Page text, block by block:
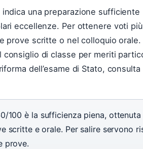
una preparazione
eccellenze. Per ottenere voti
prove scritte o nel colloquio
consiglio di classe per meriti
dell’esame di Stato, consulta
100 è la sufficienza piena,
scritte e orale. Per salire servono
prove.